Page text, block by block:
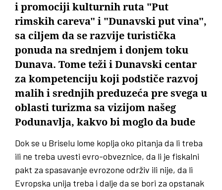
i promociji kulturnih ruta "Put
rimskih careva" i "Dunavski put vina",
sa ciljem da se razvije turistička
ponuda na srednjem i donjem toku
Dunava. Tome teži i Dunavski centar
za kompetenciju koji podstiče razvoj
malih i srednjih preduzeća pre svega u
oblasti turizma sa vizijom našeg
Podunavlja, kakvo bi moglo da bude
Dok se u Briselu lome koplja oko pitanja da li treba
ili ne treba uvesti evro-obveznice, da li je fiskalni
pakt za spasavanje evrozone održiv ili nije, da li
Evropska unija treba i dalje da se bori za opstanak